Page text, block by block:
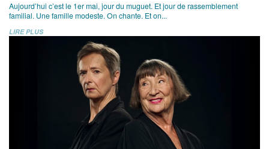
Aujourd’hui c’est le 1er mai, jour du muguet. Et jour de rassemblement
familial. Une famille modeste. On chante. Et on...
LIRE PLUS